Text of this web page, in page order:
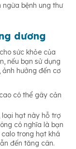
bệnh ung thư
dương
sức khỏe của
nếu bạn sử dụng
hưởng đến cơ
có thể gây cản
loại hạt này hỗ trợ
có nghĩa là bạn
trong hạt khá
đến tăng cân.